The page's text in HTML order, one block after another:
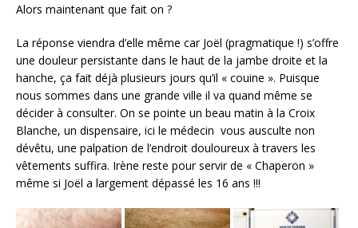
Alors maintenant que fait on ?
La réponse viendra d’elle même car Joël (pragmatique !) s’offre
une douleur persistante dans le haut de la jambe droite et la
hanche, ça fait déjà plusieurs jours qu’il « couine ». Puisque
nous sommes dans une grande ville il va quand même se
décider à consulter. On se pointe un beau matin à la Croix
Blanche, un dispensaire, ici le médecin vous ausculte non
dévêtu, une palpation de l’endroit douloureux à travers les
vêtements suffira. Irène reste pour servir de « Chaperon »
même si Joël a largement dépassé les 16 ans !!!